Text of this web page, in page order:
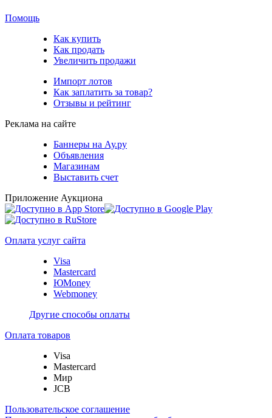
Помощь
Как купить
Как продать
Увеличить продажи
Импорт лотов
Как заплатить за товар?
Отзывы и рейтинг
Реклама на сайте
Баннеры на Ау.ру
Объявления
Магазинам
Выставить счет
Приложение Аукциона
Оплата услуг сайта
Visa
Mastercard
ЮMoney
Webmoney
Другие способы оплаты
Оплата товаров
Visa
Mastercard
Мир
JCB
Пользовательское соглашение